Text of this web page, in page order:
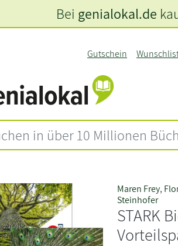
Gutschein
Bei genialokal.de
Maren Frey,
Steinhofer
STARK